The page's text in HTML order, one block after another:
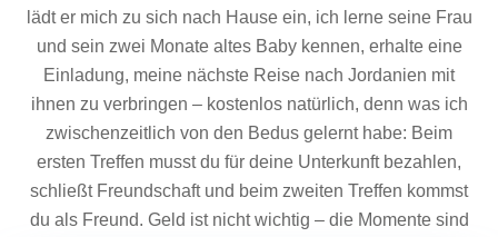
lädt er mich zu sich nach Hause ein, ich lerne seine Frau
und sein zwei Monate altes Baby kennen, erhalte eine
Einladung, meine nächste Reise nach Jordanien mit
ihnen zu verbringen – kostenlos natürlich, denn was ich
zwischenzeitlich von den Bedus gelernt habe: Beim
ersten Treffen musst du für deine Unterkunft bezahlen,
schließt Freundschaft und beim zweiten Treffen kommst
du als Freund. Geld ist nicht wichtig – die Momente sind